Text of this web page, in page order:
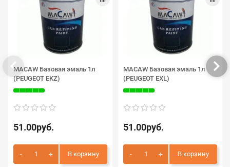
MACAW Базовая эмаль 1л
(PEUGEOT EKZ)
51.00руб.
В корзину
MACAW Базовая эмаль 1л
(PEUGEOT EXL)
51.00руб.
В корзину